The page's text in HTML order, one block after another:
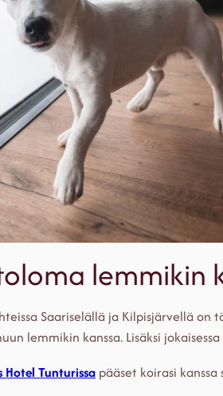
lemmikin
Saariselällä ja Kilpisjärvellä
lemmikin kanssa. Lisäksi
Hotel Tunturissa pääset koirasi